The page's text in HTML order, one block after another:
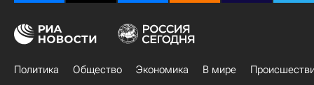
Политика Общество Экономика В мире